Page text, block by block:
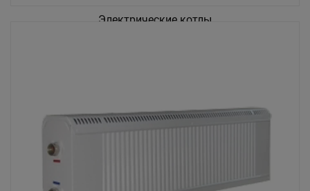
Электрические котлы